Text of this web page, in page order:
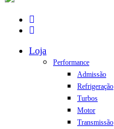
facebook
instagram
Close
Loja
Performance
Admissão
Refrigeração
Turbos
Motor
Transmissão